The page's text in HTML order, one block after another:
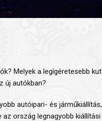
Melyek a legígéretesebb
új autókban?
autóipari- és
ország legnagyobb